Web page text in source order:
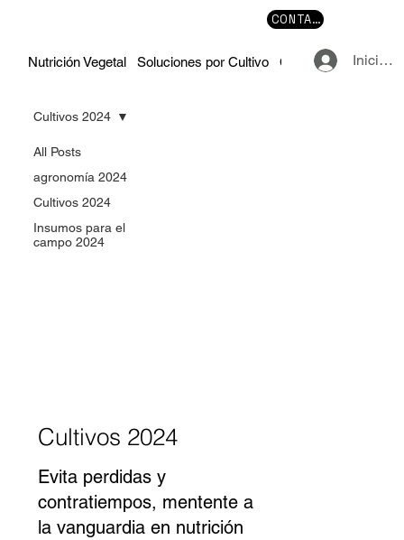
Nutrición Vegetal Soluciones por Cultivo Cursos y Manuales
CONTACTO
Iniciar
All Posts
agronomía 2024
Cultivos 2024
Insumos para el
campo 2024
Cultivos 2024
Cultivos 2024
Evita perdidas y
contratiempos, mentente a
la vanguardia en nutrición